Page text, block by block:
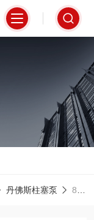
丹佛斯柱塞泵 83061730Danfoss丹佛斯柱塞泵